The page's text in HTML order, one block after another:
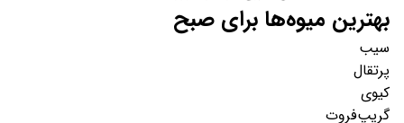
بهترین میوه‌ها برای صبح
سیب
پرتقال
کیوی
گریپ‌فروت